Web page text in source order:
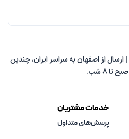
تلفن پشتیبانی: 09364368365 | ارسال از اصفهان به سراسر ایران، چندین
خدمات مشتریان
پرسش‌های متداول